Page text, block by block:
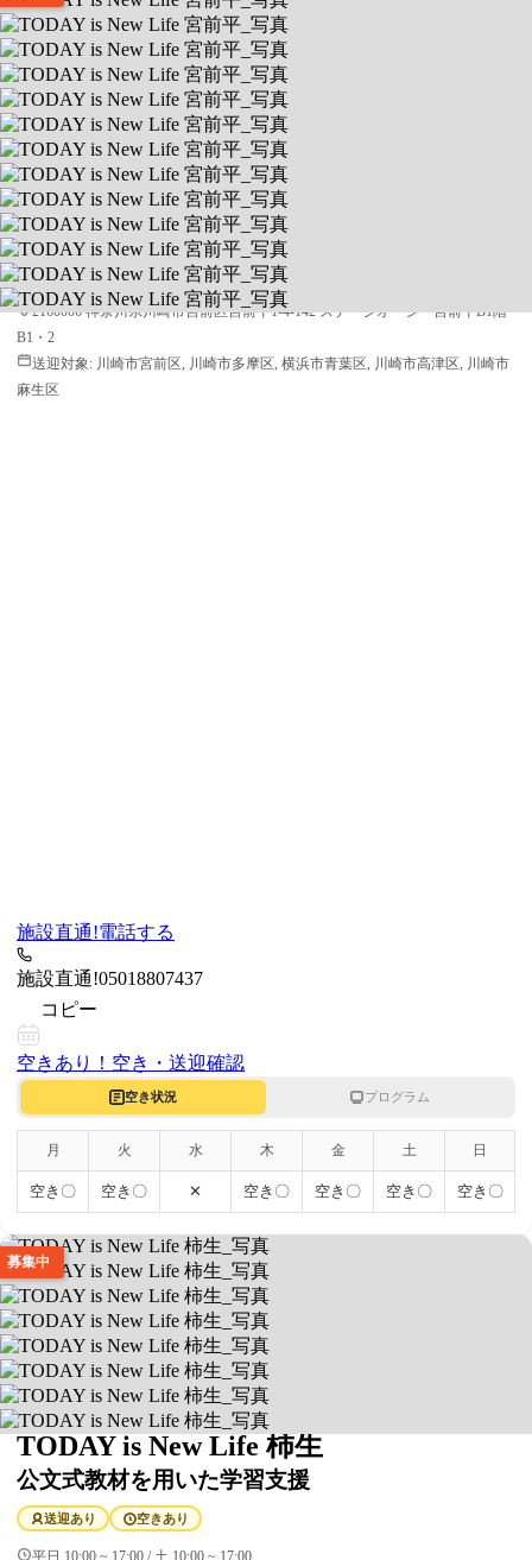
TODAY is New Life 宮前平
公文式教材を用いた学習支援
送迎あり 空きあり
平日 10:00 ~ 17:00 / 土 10:00 ~ 17:00
2160006 神奈川県川崎市宮前区宮前平1-4-142 ステージオーシー宮前平B1階
B1・2
送迎対象: 川崎市宮前区, 川崎市多摩区, 横浜市青葉区, 川崎市高津区, 川崎市
麻生区
施設直通!電話する
施設直通!05018807437
コピー
空きあり！ 空き・送迎確認
空き状況 プログラム
月 火 水 木 金 土 日
空き〇 空き〇 ✕ 空き〇 空き〇 空き〇 空き〇
募集中
TODAY is New Life 柿生
公文式教材を用いた学習支援
送迎あり 空きあり
平日 10:00 ~ 17:00 / 土 10:00 ~ 17:00